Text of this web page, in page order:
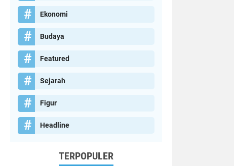
Ekonomi
Budaya
Featured
Sejarah
Figur
Headline
TERPOPULER